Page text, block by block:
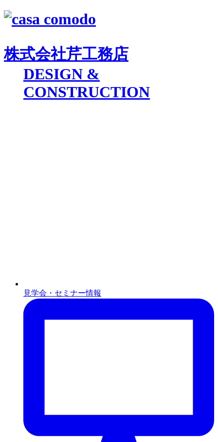
株式会社芹工務店
DESIGN &
CONSTRUCTION
見学会・セミナー情報